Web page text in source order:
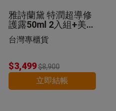
雅詩蘭黛 特潤超導修
護露50ml 2入組+美肌
乳 5ml 公司貨
台灣專櫃貨
$3,499$8,900
立即結帳